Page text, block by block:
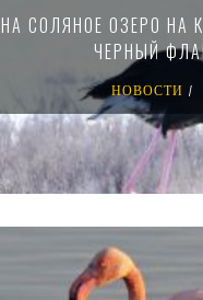
НА СОЛЯНОЕ ОЗЕРО НА
ЧЕРНЫЙ
НОВОСТИ